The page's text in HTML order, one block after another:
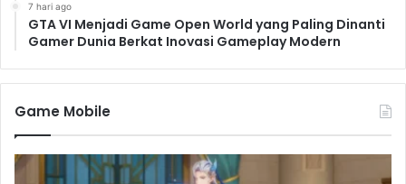
Legasi Kolaborasi: Inspirasi
untuk Generasi Mendatang
Meskipun fiktif, kolaborasi antara Captain America dan
Black Panther di tahun 1943 (dalam cerita Marvel)
menawarkan pelajaran berharga tentang keberanian,
persatuan, dan harapan. Kisah mereka terus
7 hari ago
GTA VI Menjadi Game Open World yang Paling Dinanti
Gamer Dunia Berkat Inovasi Gameplay Modern
Game Mobile